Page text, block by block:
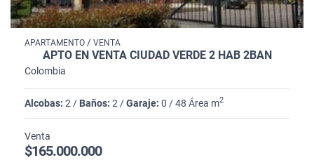
APARTAMENTO / VENTA
APTO EN VENTA CIUDAD VERDE 2 HAB 2BAÑ
Colombia
Alcobas: 2 / Baños: 2 /Garaje: 0 / 48 Área m2
Venta
$165.000.000